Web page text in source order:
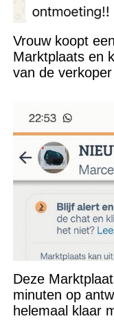
Vrouw koopt
Marktplaats en
van de
Deze
minuten op
helemaal klaar